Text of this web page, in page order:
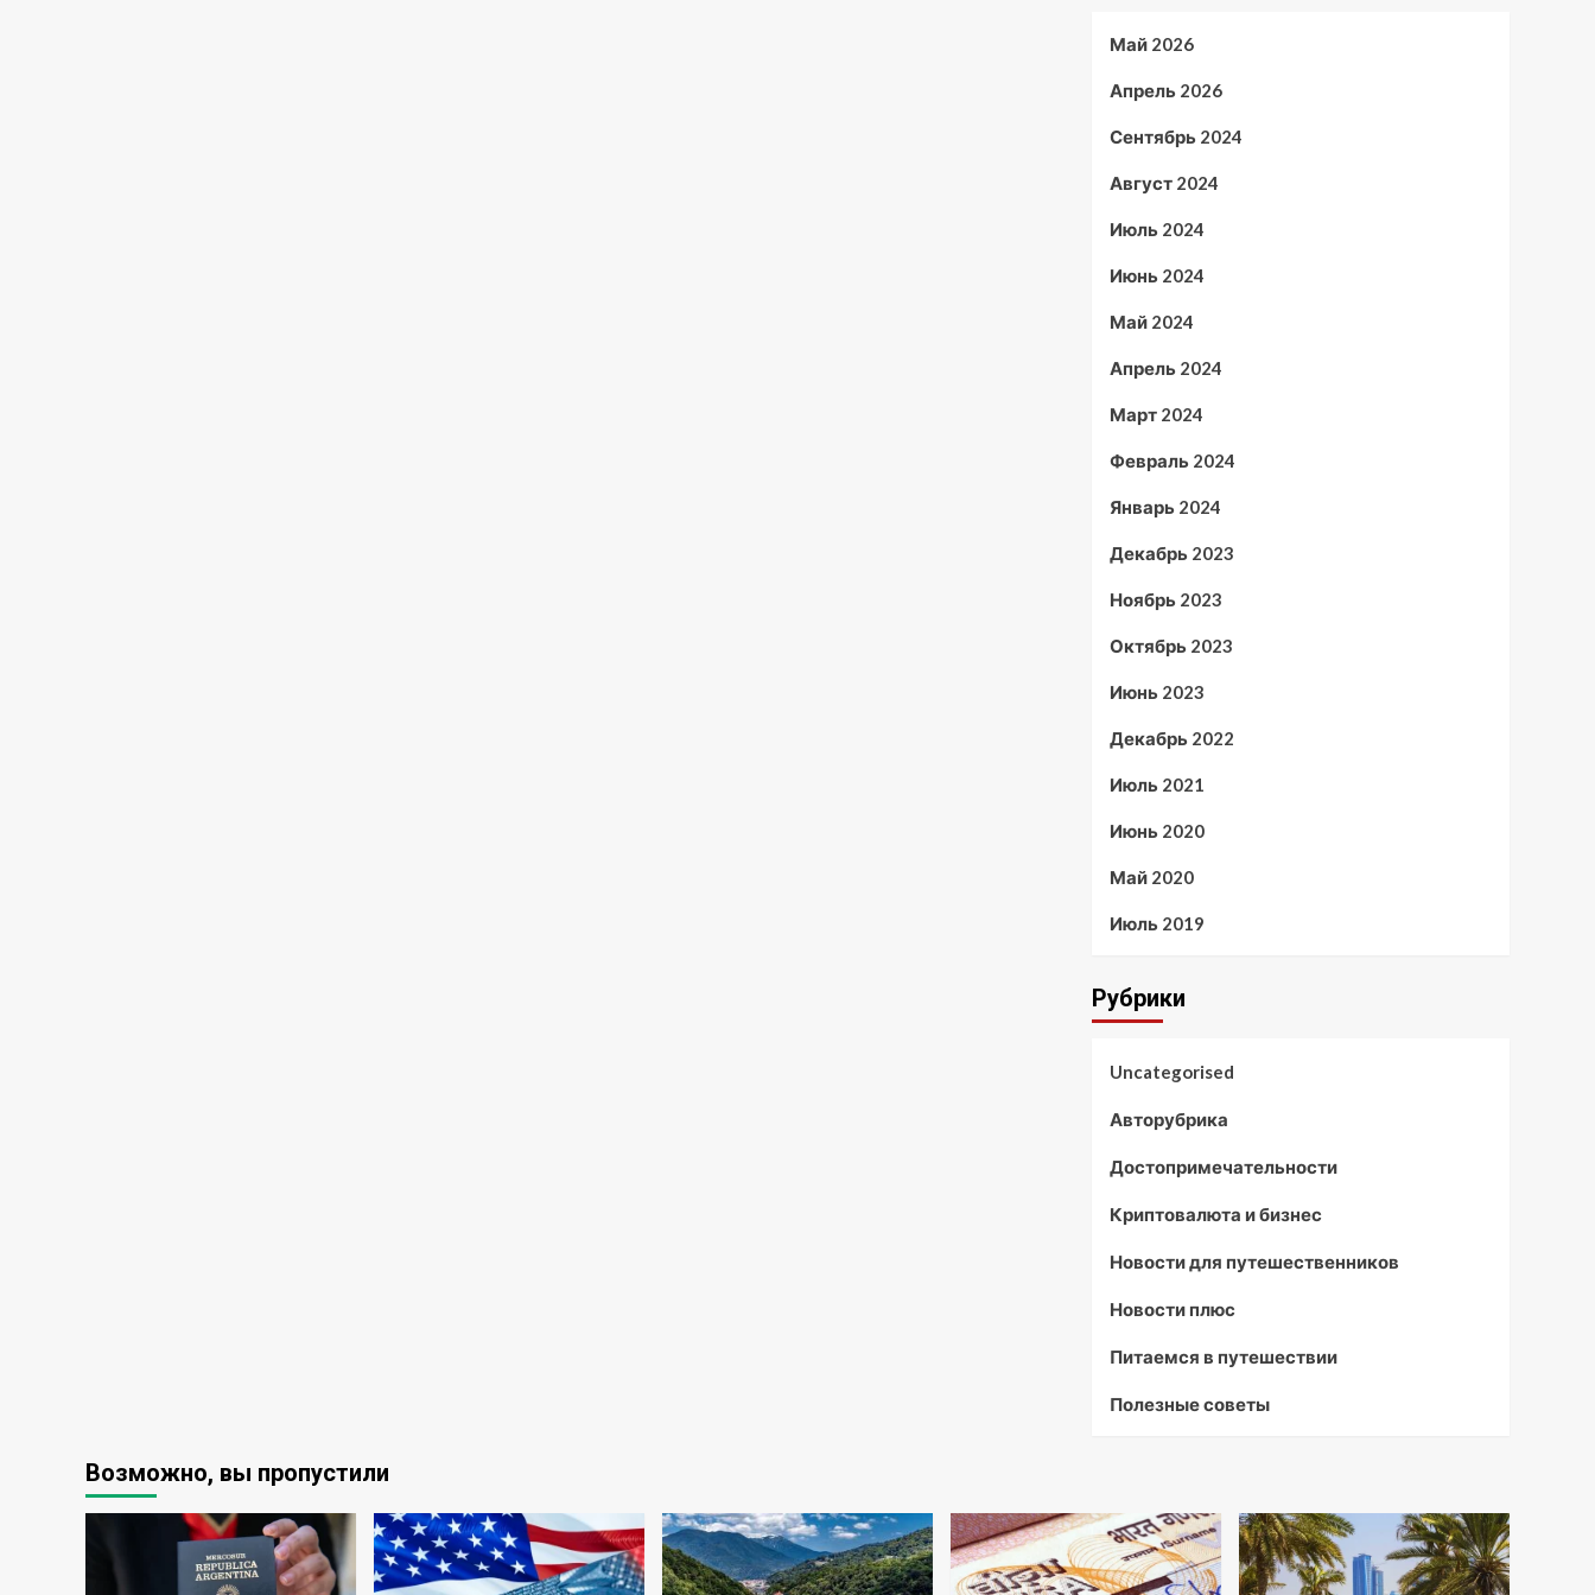
Май 2026
Апрель 2026
Сентябрь 2024
Август 2024
Июль 2024
Июнь 2024
Май 2024
Апрель 2024
Март 2024
Февраль 2024
Январь 2024
Декабрь 2023
Ноябрь 2023
Октябрь 2023
Июнь 2023
Декабрь 2022
Июль 2021
Июнь 2020
Май 2020
Июль 2019
Рубрики
Uncategorised
Авторубрика
Достопримечательности
Криптовалюта и бизнес
Новости для путешественников
Новости плюс
Питаемся в путешествии
Полезные советы
Возможно, вы пропустили